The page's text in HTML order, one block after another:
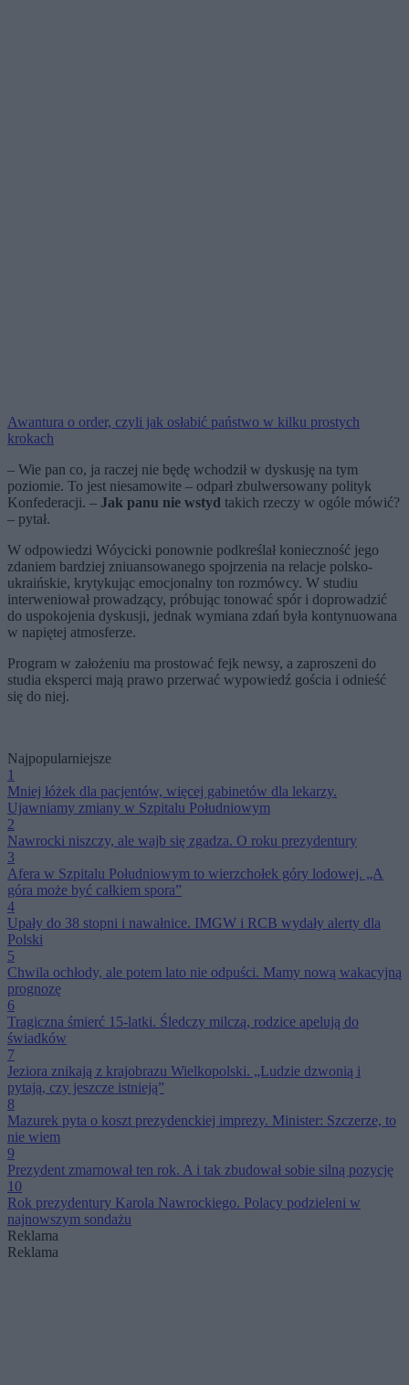
Awantura o order, czyli jak osłabić państwo w kilku prostych
krokach
– Wie pan co, ja raczej nie będę wchodził w dyskusję na tym
poziomie. To jest niesamowite – odparł zbulwersowany polityk
Konfederacji. – Jak panu nie wstyd takich rzeczy w ogóle mówić?
– pytał.
W odpowiedzi Wóycicki ponownie podkreślał konieczność jego
zdaniem bardziej zniuansowanego spojrzenia na relacje polsko-
ukraińskie, krytykując emocjonalny ton rozmówcy. W studiu
interweniował prowadzący, próbując tonować spór i doprowadzić
do uspokojenia dyskusji, jednak wymiana zdań była kontynuowana
w napiętej atmosferze.
Program w założeniu ma prostować fejk newsy, a zaproszeni do
studia eksperci mają prawo przerwać wypowiedź gościa i odnieść
się do niej.
Najpopularniejsze
1
Mniej łóżek dla pacjentów, więcej gabinetów dla lekarzy.
Ujawniamy zmiany w Szpitalu Południowym
2
Nawrocki niszczy, ale wajb się zgadza. O roku prezydentury
3
Afera w Szpitalu Południowym to wierzchołek góry lodowej. „A
góra może być całkiem spora”
4
Upały do 38 stopni i nawałnice. IMGW i RCB wydały alerty dla
Polski
5
Chwila ochłody, ale potem lato nie odpuści. Mamy nową wakacyjną
prognozę
6
Tragiczna śmierć 15-latki. Śledczy milczą, rodzice apelują do
świadków
7
Jeziora znikają z krajobrazu Wielkopolski. „Ludzie dzwonią i
pytają, czy jeszcze istnieją”
8
Mazurek pyta o koszt prezydenckiej imprezy. Minister: Szczerze, to
nie wiem
9
Prezydent zmarnował ten rok. A i tak zbudował sobie silną pozycję
10
Rok prezydentury Karola Nawrockiego. Polacy podzieleni w
najnowszym sondażu
Reklama
Reklama